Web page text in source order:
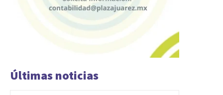
Últimas noticias